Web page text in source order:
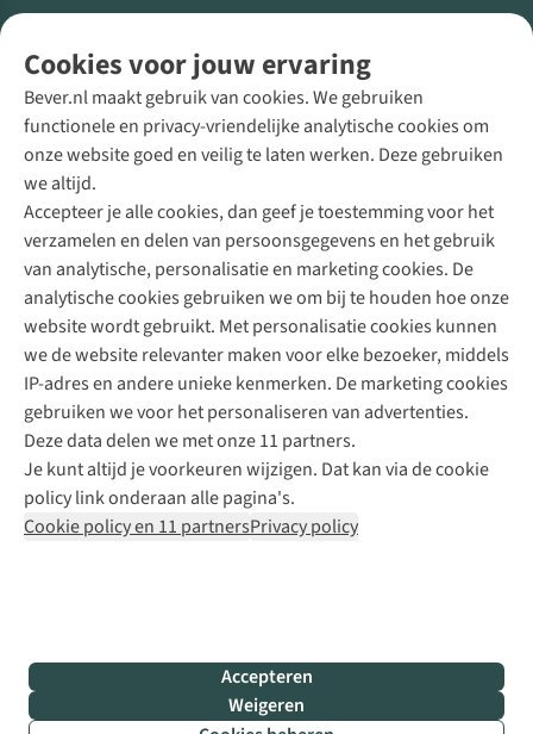
Cookies voor jouw ervaring
Bever.nl maakt gebruik van cookies. We gebruiken
functionele en privacy-vriendelijke analytische cookies om
onze website goed en veilig te laten werken. Deze gebruiken
we altijd.
Accepteer je alle cookies, dan geef je toestemming voor het
verzamelen en delen van persoonsgegevens en het gebruik
van analytische, personalisatie en marketing cookies. De
analytische cookies gebruiken we om bij te houden hoe onze
website wordt gebruikt. Met personalisatie cookies kunnen
we de website relevanter maken voor elke bezoeker, middels
IP-adres en andere unieke kenmerken. De marketing cookies
gebruiken we voor het personaliseren van advertenties.
Deze data delen we met onze 11 partners.
Je kunt altijd je voorkeuren wijzigen. Dat kan via de cookie
policy link onderaan alle pagina's.
Cookie policy en 11 partnersPrivacy policy
Accepteren
Weigeren
Direct advies van een Buitenexpert
+31 (0)85 888 50 88
+31 6 12 28 49 80
Contactformulier
Bever
B.V.